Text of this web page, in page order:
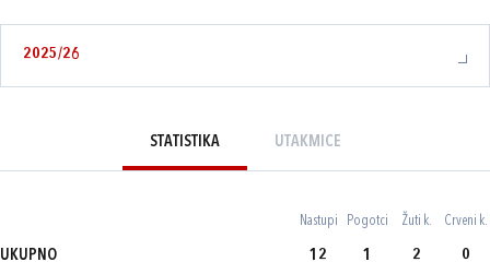
2025/26
STATISTIKA UTAKMICE
Nastupi Pogotci Žuti k. Crveni k.
UKUPNO 12 1 2 0